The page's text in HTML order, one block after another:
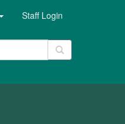
Staff Login